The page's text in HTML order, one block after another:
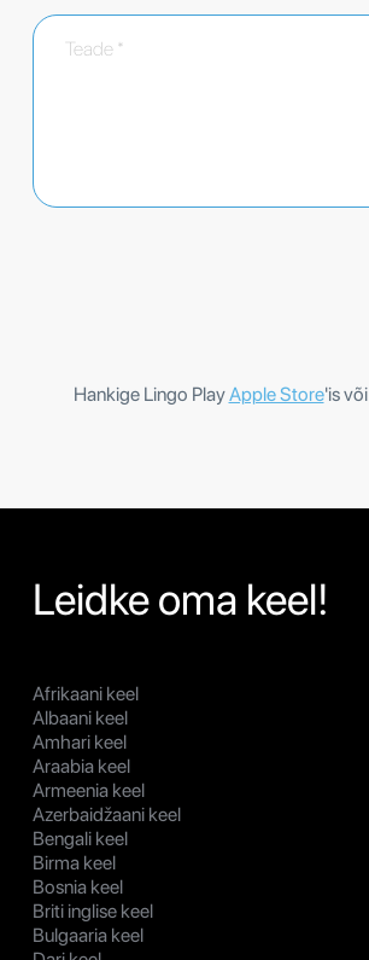
Hankige Lingo PlayApple Store'is või
Leidke oma keel!
Afrikaani keel
Albaani keel
Amhari keel
Araabia keel
Armeenia keel
Azerbaidžaani keel
Bengali keel
Birma keel
Bosnia keel
Briti inglise keel
Bulgaaria keel